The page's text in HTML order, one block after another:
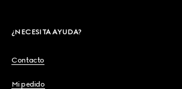
¿NECESITA AYUDA?
Contacto
Mi pedido